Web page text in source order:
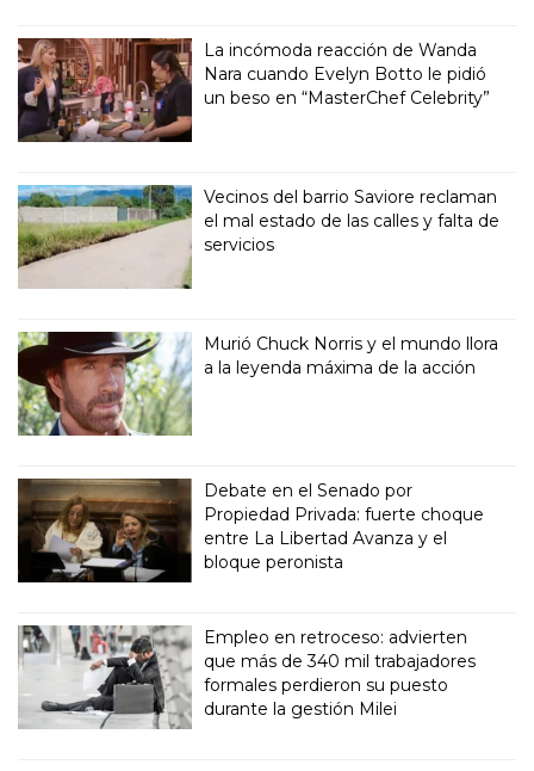
La incómoda reacción de Wanda
Nara cuando Evelyn Botto le pidió
un beso en “MasterChef Celebrity”
Vecinos del barrio Saviore reclaman
el mal estado de las calles y falta de
servicios
Murió Chuck Norris y el mundo llora
a la leyenda máxima de la acción
Debate en el Senado por
Propiedad Privada: fuerte choque
entre La Libertad Avanza y el
bloque peronista
Empleo en retroceso: advierten
que más de 340 mil trabajadores
formales perdieron su puesto
durante la gestión Milei